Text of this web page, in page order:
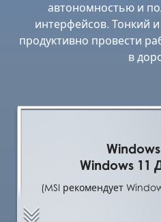
автономностью и
интерфейсов. Тонкий
продуктивно провести
в
Windows
(MSI рекомендует